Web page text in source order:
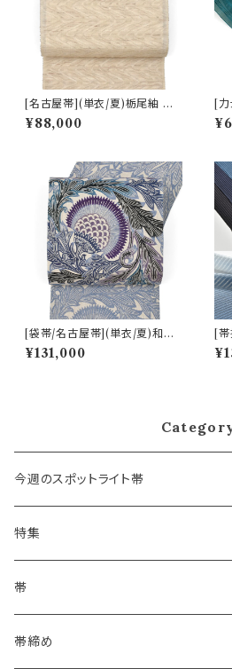
[名古屋帯](単衣/夏)栃尾紬 天
然柿渋染め 変わり透け紬 九寸
帯 正絹 日本製(商品番号:2250
¥88,000
[力
シ
物
r)
[袋帯/名古屋帯](単衣/夏)和染
紅型 栗山吉三郎 謹製 アザミ
本麻 日本製(商品番号:22389)
¥131,000
[
げ
京
今週のスポットライト帯
特集
浴衣にも！夏の帯揚げ
海のいろ ～sea-green～
帯
- 博多帯
帯締め